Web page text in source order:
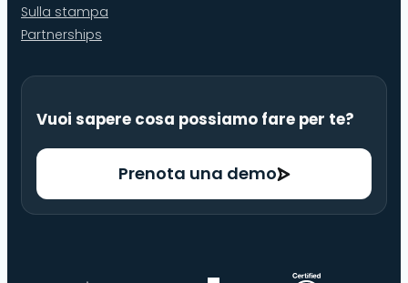
Sulla stampa
Partnerships
Vuoi sapere cosa possiamo fare per te?
Prenota una demo